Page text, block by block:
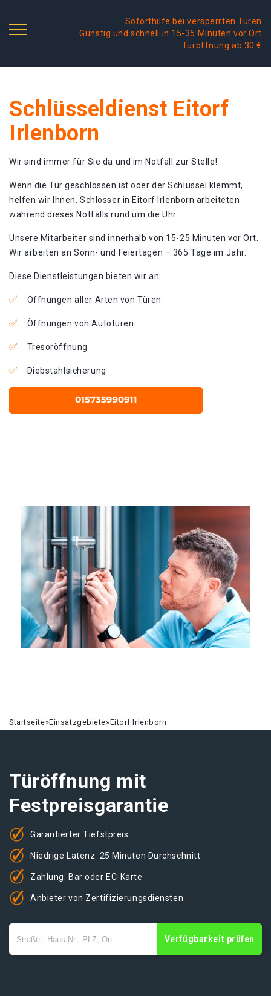
Soforthilfe bei versperrten Türen
Günstig und schnell in 15-35 Minuten vor Ort
Türöffnung ab 30 €
Schlüsseldienst Eitorf
Irlenborn
Wir sind immer für Sie da und im Notfall zur Stelle!
Wenn die Tür geschlossen ist oder der Schlüssel klemmt,
helfen wir Ihnen. Schlosser in Eitorf Irlenborn arbeiteten
während dieses Notfalls rund um die Uhr.
Unsere Mitarbeiter sind innerhalb von 15-25 Minuten vor Ort.
Wir arbeiten an Sonn- und Feiertagen – 365 Tage im Jahr.
Diese Dienstleistungen bieten wir an:
Öffnungen aller Arten von Türen
Öffnungen von Autotüren
Tresoröffnung
Diebstahlsicherung
Startseite»Einsatzgebiete»Eitorf Irlenborn
Türöffnung mit
Festpreisgarantie
Garantierter Tiefstpreis
Niedrige Latenz: 25 Minuten Durchschnitt
Zahlung: Bar oder EC-Karte
Anbieter von Zertifizierungsdiensten
Verfügbarkeit prüfen